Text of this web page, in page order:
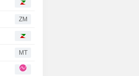
ZM
MT